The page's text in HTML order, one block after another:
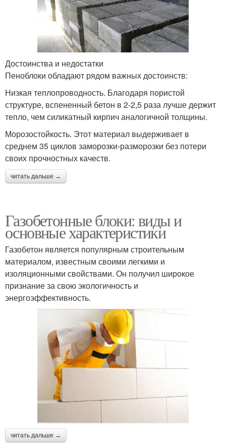
Достоинства и недостатки
Пеноблоки обладают рядом важных достоинств:
Низкая теплопроводность. Благодаря пористой
структуре, вспененный бетон в 2-2,5 раза лучше держит
тепло, чем силикатный кирпич аналогичной толщины.
Морозостойкость. Этот материал выдерживает в
среднем 35 циклов заморозки-разморозки без потери
своих прочностных качеств.
читать дальше →
Газобетонные блоки: виды и
основные характеристики
Газобетон является популярным строительным
материалом, известным своими легкими и
изоляционными свойствами. Он получил широкое
признание за свою экологичность и
энергоэффективность.
читать дальше →